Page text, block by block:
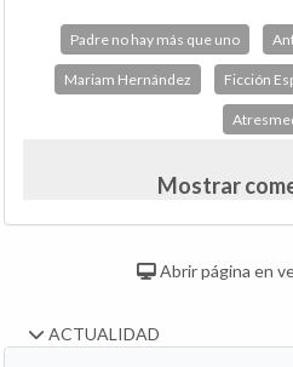
Padre no hay más que uno
Mariam Hernández Ficción
Mostrar
Abrir página en
ACTUALIDAD